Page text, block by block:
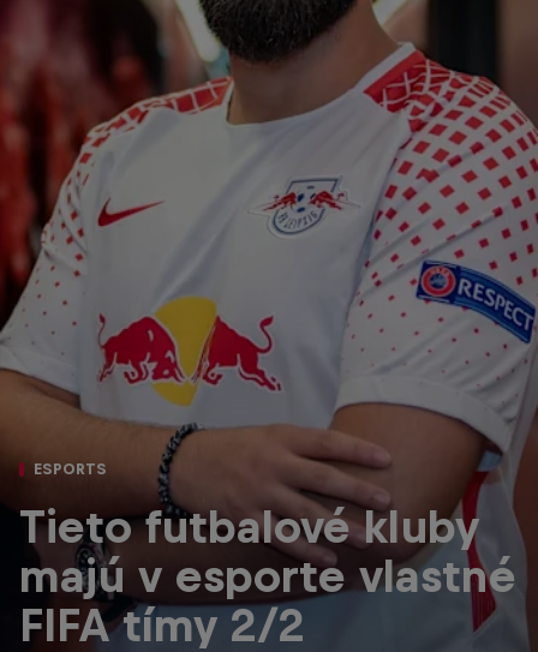
ESPORTS
Tieto futbalové kluby
majú v esporte vlastné
FIFA tímy 2/2